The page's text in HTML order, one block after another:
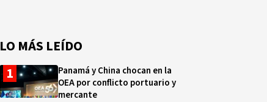
LO MÁS LEÍDO
Panamá y China chocan en la
OEA por conflicto portuario y
mercante